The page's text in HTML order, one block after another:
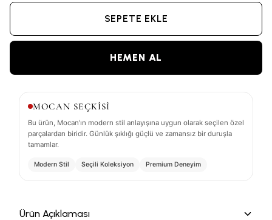
SEPETE EKLE
HEMEN AL
MOCAN SEÇKİSİ
Bu ürün, Mocan’ın modern stil anlayışına uygun olarak seçilen özel
parçalardan biridir. Günlük şıklığı güçlü ve zamansız bir duruşla
tamamlar.
Modern Stil Seçili Koleksiyon Premium Deneyim
Ürün Açıklaması